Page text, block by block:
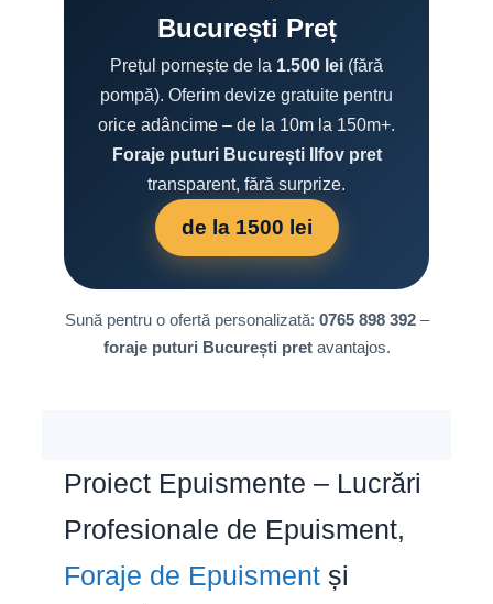
București Preț
Prețul pornește de la 1.500 lei (fără
pompă). Oferim devize gratuite pentru
orice adâncime – de la 10m la 150m+.
Foraje puturi București Ilfov pret
transparent, fără surprize.
de la 1500 lei
Sună pentru o ofertă personalizată: 0765 898 392–
foraje puturi București pretavantajos.
Proiect Epuismente – Lucrări
Profesionale de Epuisment,
Foraje de Epuisment și